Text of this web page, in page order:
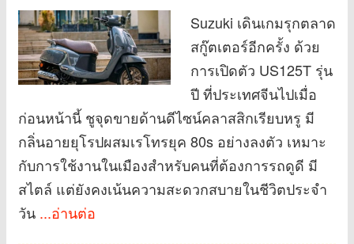
Suzuki เดินเกมรุกตลาด
สกู๊ตเตอร์อีกครั้ง ด้วย
การเปิดตัว US125T รุ่น
ปี ที่ประเทศจีนไปเมื่อ
ก่อนหน้านี้ ชูจุดขายด้านดีไซน์คลาสสิกเรียบหรู มี
กลิ่นอายยุโรปผสมเรโทรยุค 80s อย่างลงตัว เหมาะ
กับการใช้งานในเมืองสำหรับคนที่ต้องการรถดูดี มี
สไตล์ แต่ยังคงเน้นความสะดวกสบายในชีวิตประจำ
วัน ...อ่านต่อ